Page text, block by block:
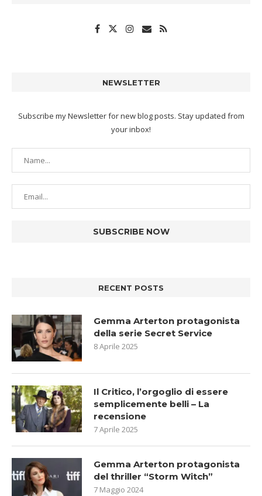
NEWSLETTER
Subscribe my Newsletter for new blog posts. Stay updated from
your inbox!
RECENT POSTS
Gemma Arterton protagonista
della serie Secret Service
8 Aprile 2025
Il Critico, l’orgoglio di essere
semplicemente belli – La
recensione
7 Aprile 2025
Gemma Arterton protagonista
del thriller “Storm Witch”
7 Maggio 2024